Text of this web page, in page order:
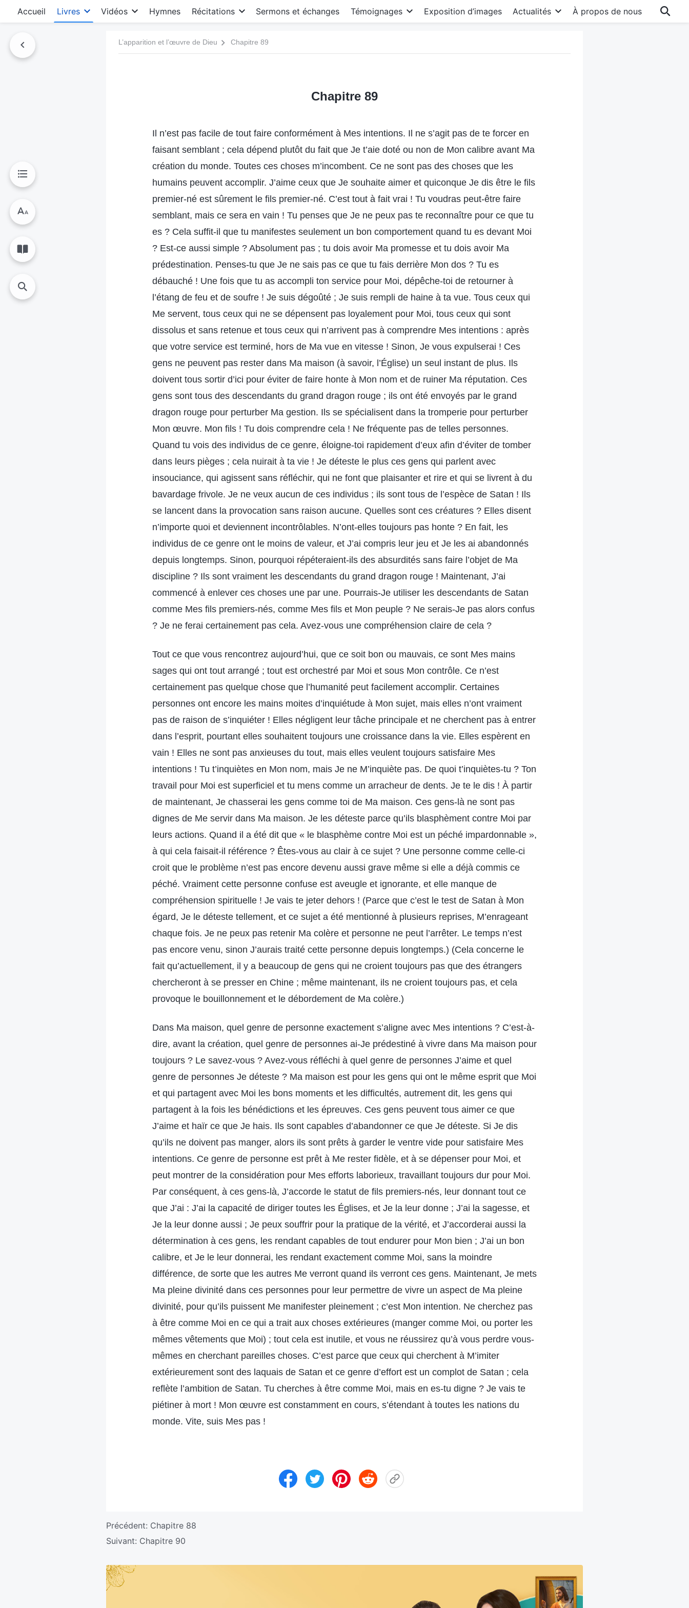
Accueil Livres Vidéos Hymnes Récitations Sermons et échanges Témoignages Exposition d’images Actualités À propos de nous
L’apparition et l’œuvre de Dieu Chapitre 89
Chapitre 89
Il n’est pas facile de tout faire conformément à Mes intentions. Il ne s’agit pas de te forcer en
faisant semblant ; cela dépend plutôt du fait que Je t’aie doté ou non de Mon calibre avant Ma
création du monde. Toutes ces choses m’incombent. Ce ne sont pas des choses que les
humains peuvent accomplir. J’aime ceux que Je souhaite aimer et quiconque Je dis être le fils
premier-né est sûrement le fils premier-né. C’est tout à fait vrai ! Tu voudras peut-être faire
semblant, mais ce sera en vain ! Tu penses que Je ne peux pas te reconnaître pour ce que tu
es ? Cela suffit-il que tu manifestes seulement un bon comportement quand tu es devant Moi
? Est-ce aussi simple ? Absolument pas ; tu dois avoir Ma promesse et tu dois avoir Ma
prédestination. Penses-tu que Je ne sais pas ce que tu fais derrière Mon dos ? Tu es
débauché ! Une fois que tu as accompli ton service pour Moi, dépêche-toi de retourner à
l’étang de feu et de soufre ! Je suis dégoûté ; Je suis rempli de haine à ta vue. Tous ceux qui
Me servent, tous ceux qui ne se dépensent pas loyalement pour Moi, tous ceux qui sont
dissolus et sans retenue et tous ceux qui n’arrivent pas à comprendre Mes intentions : après
que votre service est terminé, hors de Ma vue en vitesse ! Sinon, Je vous expulserai ! Ces
gens ne peuvent pas rester dans Ma maison (à savoir, l’Église) un seul instant de plus. Ils
doivent tous sortir d’ici pour éviter de faire honte à Mon nom et de ruiner Ma réputation. Ces
gens sont tous des descendants du grand dragon rouge ; ils ont été envoyés par le grand
dragon rouge pour perturber Ma gestion. Ils se spécialisent dans la tromperie pour perturber
Mon œuvre. Mon fils ! Tu dois comprendre cela ! Ne fréquente pas de telles personnes.
Quand tu vois des individus de ce genre, éloigne-toi rapidement d’eux afin d’éviter de tomber
dans leurs pièges ; cela nuirait à ta vie ! Je déteste le plus ces gens qui parlent avec
insouciance, qui agissent sans réfléchir, qui ne font que plaisanter et rire et qui se livrent à du
bavardage frivole. Je ne veux aucun de ces individus ; ils sont tous de l’espèce de Satan ! Ils
se lancent dans la provocation sans raison aucune. Quelles sont ces créatures ? Elles disent
n’importe quoi et deviennent incontrôlables. N’ont-elles toujours pas honte ? En fait, les
individus de ce genre ont le moins de valeur, et J’ai compris leur jeu et Je les ai abandonnés
depuis longtemps. Sinon, pourquoi répéteraient-ils des absurdités sans faire l’objet de Ma
discipline ? Ils sont vraiment les descendants du grand dragon rouge ! Maintenant, J’ai
commencé à enlever ces choses une par une. Pourrais-Je utiliser les descendants de Satan
comme Mes fils premiers-nés, comme Mes fils et Mon peuple ? Ne serais-Je pas alors confus
? Je ne ferai certainement pas cela. Avez-vous une compréhension claire de cela ?
Tout ce que vous rencontrez aujourd’hui, que ce soit bon ou mauvais, ce sont Mes mains
sages qui ont tout arrangé ; tout est orchestré par Moi et sous Mon contrôle. Ce n’est
certainement pas quelque chose que l’humanité peut facilement accomplir. Certaines
personnes ont encore les mains moites d’inquiétude à Mon sujet, mais elles n’ont vraiment
pas de raison de s’inquiéter ! Elles négligent leur tâche principale et ne cherchent pas à entrer
dans l’esprit, pourtant elles souhaitent toujours une croissance dans la vie. Elles espèrent en
vain ! Elles ne sont pas anxieuses du tout, mais elles veulent toujours satisfaire Mes
intentions ! Tu t’inquiètes en Mon nom, mais Je ne M’inquiète pas. De quoi t’inquiètes-tu ? Ton
travail pour Moi est superficiel et tu mens comme un arracheur de dents. Je te le dis ! À partir
de maintenant, Je chasserai les gens comme toi de Ma maison. Ces gens-là ne sont pas
dignes de Me servir dans Ma maison. Je les déteste parce qu’ils blasphèment contre Moi par
leurs actions. Quand il a été dit que « le blasphème contre Moi est un péché impardonnable »,
à qui cela faisait-il référence ? Êtes-vous au clair à ce sujet ? Une personne comme celle-ci
croit que le problème n’est pas encore devenu aussi grave même si elle a déjà commis ce
péché. Vraiment cette personne confuse est aveugle et ignorante, et elle manque de
compréhension spirituelle ! Je vais te jeter dehors ! (Parce que c’est le test de Satan à Mon
égard, Je le déteste tellement, et ce sujet a été mentionné à plusieurs reprises, M’enrageant
chaque fois. Je ne peux pas retenir Ma colère et personne ne peut l’arrêter. Le temps n’est
pas encore venu, sinon J’aurais traité cette personne depuis longtemps.) (Cela concerne le
fait qu’actuellement, il y a beaucoup de gens qui ne croient toujours pas que des étrangers
chercheront à se presser en Chine ; même maintenant, ils ne croient toujours pas, et cela
provoque le bouillonnement et le débordement de Ma colère.)
Dans Ma maison, quel genre de personne exactement s’aligne avec Mes intentions ? C’est-à-
dire, avant la création, quel genre de personnes ai-Je prédestiné à vivre dans Ma maison pour
toujours ? Le savez-vous ? Avez-vous réfléchi à quel genre de personnes J’aime et quel
genre de personnes Je déteste ? Ma maison est pour les gens qui ont le même esprit que Moi
et qui partagent avec Moi les bons moments et les difficultés, autrement dit, les gens qui
partagent à la fois les bénédictions et les épreuves. Ces gens peuvent tous aimer ce que
J’aime et haïr ce que Je hais. Ils sont capables d’abandonner ce que Je déteste. Si Je dis
qu’ils ne doivent pas manger, alors ils sont prêts à garder le ventre vide pour satisfaire Mes
intentions. Ce genre de personne est prêt à Me rester fidèle, et à se dépenser pour Moi, et
peut montrer de la considération pour Mes efforts laborieux, travaillant toujours dur pour Moi.
Par conséquent, à ces gens-là, J’accorde le statut de fils premiers-nés, leur donnant tout ce
que J’ai : J’ai la capacité de diriger toutes les Églises, et Je la leur donne ; J’ai la sagesse, et
Je la leur donne aussi ; Je peux souffrir pour la pratique de la vérité, et J’accorderai aussi la
détermination à ces gens, les rendant capables de tout endurer pour Mon bien ; J’ai un bon
calibre, et Je le leur donnerai, les rendant exactement comme Moi, sans la moindre
différence, de sorte que les autres Me verront quand ils verront ces gens. Maintenant, Je mets
Ma pleine divinité dans ces personnes pour leur permettre de vivre un aspect de Ma pleine
divinité, pour qu’ils puissent Me manifester pleinement ; c’est Mon intention. Ne cherchez pas
à être comme Moi en ce qui a trait aux choses extérieures (manger comme Moi, ou porter les
mêmes vêtements que Moi) ; tout cela est inutile, et vous ne réussirez qu’à vous perdre vous-
mêmes en cherchant pareilles choses. C’est parce que ceux qui cherchent à M’imiter
extérieurement sont des laquais de Satan et ce genre d’effort est un complot de Satan ; cela
reflète l’ambition de Satan. Tu cherches à être comme Moi, mais en es-tu digne ? Je vais te
piétiner à mort ! Mon œuvre est constamment en cours, s’étendant à toutes les nations du
monde. Vite, suis Mes pas !
Précédent: Chapitre 88
Suivant: Chapitre 90